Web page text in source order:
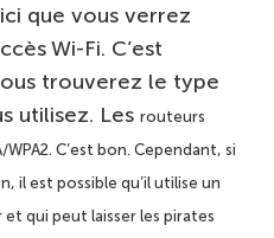
que vous verrez
Wi-Fi. C’est
trouverez le type
utilisez. Les routeurs
C’est bon. Cependant, si
il est possible qu’il utilise un
et qui peut laisser les pirates